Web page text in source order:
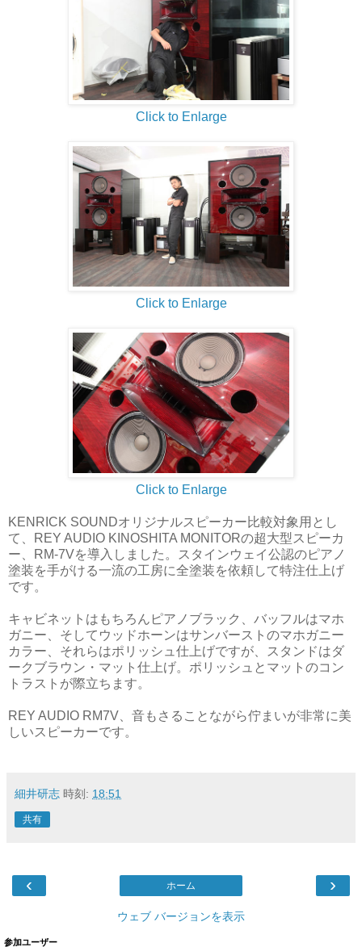
Click to Enlarge
Click to Enlarge
Click to Enlarge
KENRICK SOUNDオリジナルスピーカー比較対象用とし
て、REY AUDIO KINOSHITA MONITORの超大型スピーカ
ー、RM-7Vを導入しました。スタインウェイ公認のピアノ
塗装を手がける一流の工房に全塗装を依頼して特注仕上げ
です。
キャビネットはもちろんピアノブラック、バッフルはマホ
ガニー、そしてウッドホーンはサンバーストのマホガニー
カラー、それらはポリッシュ仕上げですが、スタンドはダ
ークブラウン・マット仕上げ。ポリッシュとマットのコン
トラストが際立ちます。
REY AUDIO RM7V、音もさることながら佇まいが非常に美
しいスピーカーです。
細井研志 時刻: 18:51
共有
‹ ›
ホーム
ウェブ バージョンを表示
参加ユーザー